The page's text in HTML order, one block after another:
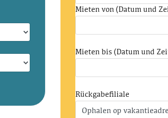
Mieten von (Datum und
Mieten bis (Datum und
Rückgabefiliale